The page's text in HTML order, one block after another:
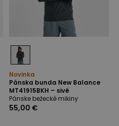
Novinka
Pánska bunda New Balance
MT41915BKH – sivé
Pánske bežecké mikiny
55,00 €